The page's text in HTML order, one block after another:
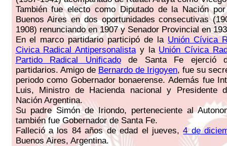
También fue electo como Diputado de la Nación
Buenos Aires en dos oportunidades consecutivas
1908) renunciando en 1907 y Senador Provincial en
En el marco partidario participó de la Unión Cívica
Civica Radical Antipersonalistay la Unión Cívica
Partido Radical Unificadode Santa Fe ejerció
partidarios. Amigo de Bernardo de Irigoyen, fue su
periodo como Gobernador bonaerense. Además fue
Luis, Ministro de Hacienda nacional y Presidente
Nación Argentina.
Su padre Simón de Iriondo, perteneciente al
también fue Gobernador de Santa Fe.
Falleció a los 84 años de edad el jueves,4 de
Buenos Aires, Argentina.